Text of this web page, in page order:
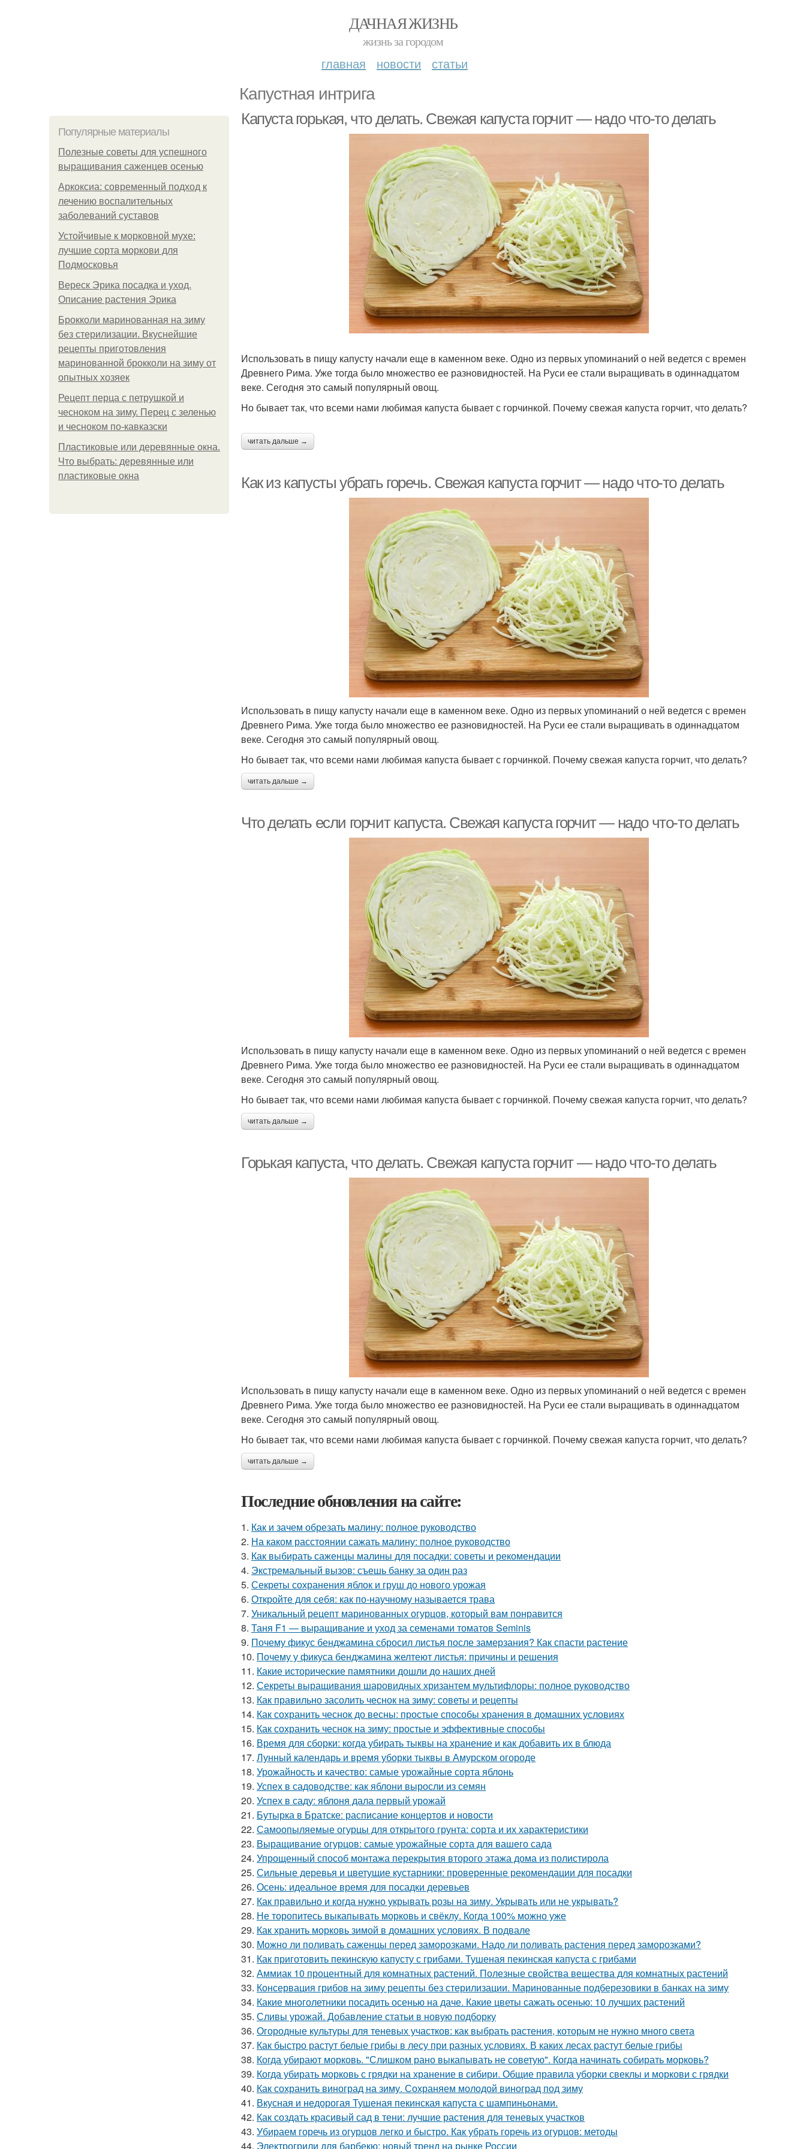
ДАЧНАЯ ЖИЗНЬ
жизнь за городом
главная новости статьи
Капустная интрига
Популярные материалы
Полезные советы для успешного
выращивания саженцев осенью
Аркоксиа: современный подход к
лечению воспалительных
заболеваний суставов
Устойчивые к морковной мухе:
лучшие сорта моркови для
Подмосковья
Вереск Эрика посадка и уход.
Описание растения Эрика
Брокколи маринованная на зиму
без стерилизации. Вкуснейшие
рецепты приготовления
маринованной брокколи на зиму от
опытных хозяек
Рецепт перца с петрушкой и
чесноком на зиму. Перец с зеленью
и чесноком по-кавказски
Пластиковые или деревянные окна.
Что выбрать: деревянные или
пластиковые окна
Капуста горькая, что делать. Свежая капуста горчит — надо что-то делать
Использовать в пищу капусту начали еще в каменном веке. Одно из первых упоминаний о ней ведется с времен
Древнего Рима. Уже тогда было множество ее разновидностей. На Руси ее стали выращивать в одиннадцатом
веке. Сегодня это самый популярный овощ.
Но бывает так, что всеми нами любимая капуста бывает с горчинкой. Почему свежая капуста горчит, что делать?
читать дальше →
Как из капусты убрать горечь. Свежая капуста горчит — надо что-то делать
Использовать в пищу капусту начали еще в каменном веке. Одно из первых упоминаний о ней ведется с времен
Древнего Рима. Уже тогда было множество ее разновидностей. На Руси ее стали выращивать в одиннадцатом
веке. Сегодня это самый популярный овощ.
Но бывает так, что всеми нами любимая капуста бывает с горчинкой. Почему свежая капуста горчит, что делать?
читать дальше →
Что делать если горчит капуста. Свежая капуста горчит — надо что-то делать
Использовать в пищу капусту начали еще в каменном веке. Одно из первых упоминаний о ней ведется с времен
Древнего Рима. Уже тогда было множество ее разновидностей. На Руси ее стали выращивать в одиннадцатом
веке. Сегодня это самый популярный овощ.
Но бывает так, что всеми нами любимая капуста бывает с горчинкой. Почему свежая капуста горчит, что делать?
читать дальше →
Горькая капуста, что делать. Свежая капуста горчит — надо что-то делать
Использовать в пищу капусту начали еще в каменном веке. Одно из первых упоминаний о ней ведется с времен
Древнего Рима. Уже тогда было множество ее разновидностей. На Руси ее стали выращивать в одиннадцатом
веке. Сегодня это самый популярный овощ.
Но бывает так, что всеми нами любимая капуста бывает с горчинкой. Почему свежая капуста горчит, что делать?
читать дальше →
Последние обновления на сайте:
1. Как и зачем обрезать малину: полное руководство
2. На каком расстоянии сажать малину: полное руководство
3. Как выбирать саженцы малины для посадки: советы и рекомендации
4. Экстремальный вызов: съешь банку за один раз
5. Секреты сохранения яблок и груш до нового урожая
6. Откройте для себя: как по-научному называется трава
7. Уникальный рецепт маринованных огурцов, который вам понравится
8. Таня F1 — выращивание и уход за семенами томатов Seminis
9. Почему фикус бенджамина сбросил листья после замерзания? Как спасти растение
10. Почему у фикуса бенджамина желтеют листья: причины и решения
11. Какие исторические памятники дошли до наших дней
12. Секреты выращивания шаровидных хризантем мультифлоры: полное руководство
13. Как правильно засолить чеснок на зиму: советы и рецепты
14. Как сохранить чеснок до весны: простые способы хранения в домашних условиях
15. Как сохранить чеснок на зиму: простые и эффективные способы
16. Время для сборки: когда убирать тыквы на хранение и как добавить их в блюда
17. Лунный календарь и время уборки тыквы в Амурском огороде
18. Урожайность и качество: самые урожайные сорта яблонь
19. Успех в садоводстве: как яблони выросли из семян
20. Успех в саду: яблоня дала первый урожай
21. Бутырка в Братске: расписание концертов и новости
22. Самоопыляемые огурцы для открытого грунта: сорта и их характеристики
23. Выращивание огурцов: самые урожайные сорта для вашего сада
24. Упрощенный способ монтажа перекрытия второго этажа дома из полистирола
25. Сильные деревья и цветущие кустарники: проверенные рекомендации для посадки
26. Осень: идеальное время для посадки деревьев
27. Как правильно и когда нужно укрывать розы на зиму. Укрывать или не укрывать?
28. Не торопитесь выкапывать морковь и свёклу. Когда 100% можно уже
29. Как хранить морковь зимой в домашних условиях. В подвале
30. Можно ли поливать саженцы перед заморозками. Надо ли поливать растения перед заморозками?
31. Как приготовить пекинскую капусту с грибами. Тушеная пекинская капуста с грибами
32. Аммиак 10 процентный для комнатных растений. Полезные свойства вещества для комнатных растений
33. Консервация грибов на зиму рецепты без стерилизации. Маринованные подберезовики в банках на зиму
34. Какие многолетники посадить осенью на даче. Какие цветы сажать осенью: 10 лучших растений
35. Сливы урожай. Добавление статьи в новую подборку
36. Огородные культуры для теневых участков: как выбрать растения, которым не нужно много света
37. Как быстро растут белые грибы в лесу при разных условиях. В каких лесах растут белые грибы
38. Когда убирают морковь. "Слишком рано выкапывать не советую". Когда начинать собирать морковь?
39. Когда убирать морковь с грядки на хранение в сибири. Общие правила уборки свеклы и моркови с грядки
40. Как сохранить виноград на зиму. Сохраняем молодой виноград под зиму
41. Вкусная и недорогая Тушеная пекинская капуста с шампиньонами.
42. Как создать красивый сад в тени: лучшие растения для теневых участков
43. Убираем горечь из огурцов легко и быстро. Как убрать горечь из огурцов: методы
44. Электрогрили для барбекю: новый тренд на рынке России